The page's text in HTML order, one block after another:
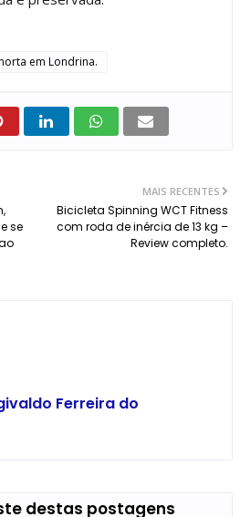
em Londrina.
MAIS RECENTES
Bicicleta Spinning WCT Fitness
com roda de inércia de 13 kg –
Review completo.
se
Ferreira do
destas postagens